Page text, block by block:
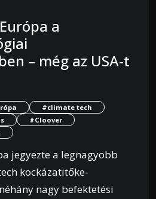
a
– még az USA-t
#climate tech
#Cloover
jegyezte a legnagyobb
kockázatitőke-
nagy befektetési